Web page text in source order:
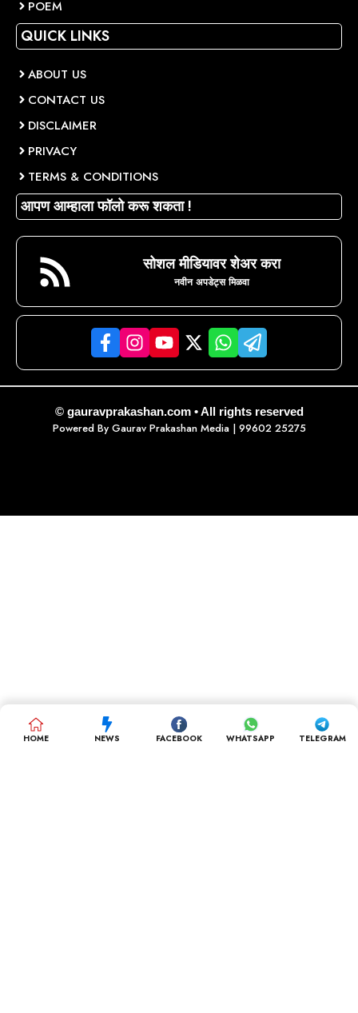
POEM
QUICK LINKS
ABOUT US
CONTACT US
DISCLAIMER
PRIVACY
TERMS & CONDITIONS
आपण आम्हाला फॉलो करू शकता !
सोशल मीडियावर शेअर करा
नवीन अपडेट्स मिळवा
© gauravprakashan.com • All rights reserved
Powered By Gaurav Prakashan Media| 99602 25275
HOME NEWS FACEBOOK WHATSAPP TELEGRAM